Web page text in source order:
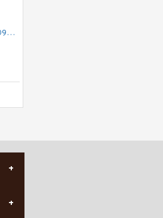
PANASONIC 樂聲 F-309UH 掛牆扇